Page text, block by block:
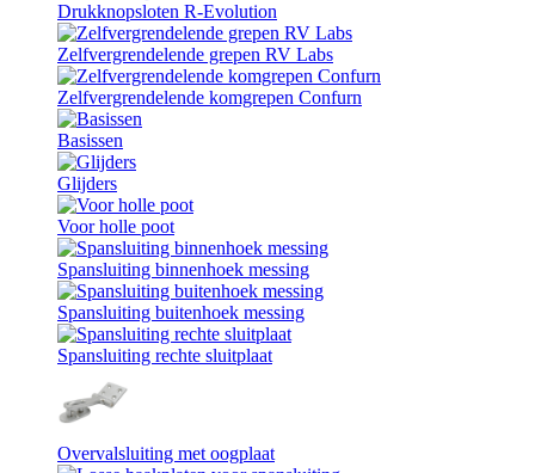
Drukknopsloten R-Evolution
Zelfvergrendelende grepen RV Labs
Zelfvergrendelende komgrepen Confurn
Basissen
Glijders
Voor holle poot
Spansluiting binnenhoek messing
Spansluiting buitenhoek messing
Spansluiting rechte sluitplaat
Overvalsluiting met oogplaat